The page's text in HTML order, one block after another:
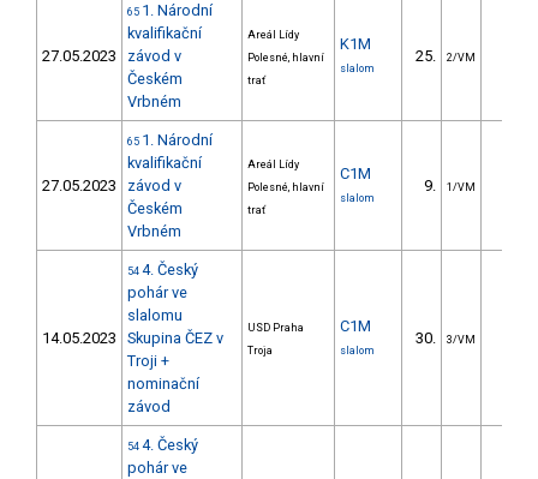
27.05.2023
65 1. Národní
kvalifikační
závod v
Českém
Vrbném
Areál Lídy
Polesné, hlavní
trať
K1M
slalom
25. 2/VM
27.05.2023
65 1. Národní
kvalifikační
závod v
Českém
Vrbném
Areál Lídy
Polesné, hlavní
trať
C1M
slalom
9. 1/VM
14.05.2023
54 4. Český
pohár ve
slalomu
Skupina ČEZ v
Troji +
nominační
závod
USD Praha
Troja
C1M
slalom
30. 3/VM
54 4. Český
pohár ve